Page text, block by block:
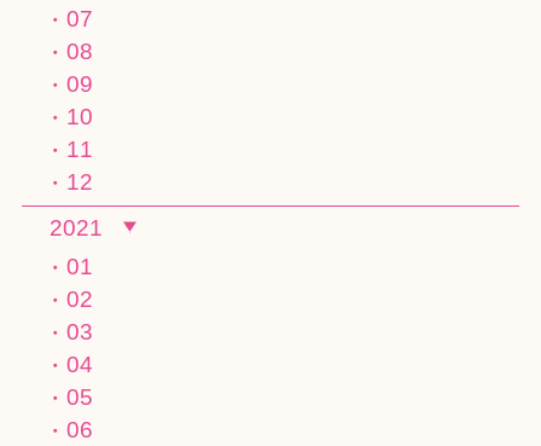
07
08
09
10
11
12
2021
01
02
03
04
05
06